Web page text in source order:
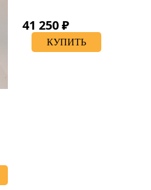
41 250 ₽
КУПИТЬ